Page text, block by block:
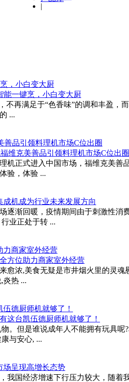
|
，小白变大厨
不再满足于“色香味”的调和丰盈，
...
善品引领料理机市场C位出圈
机正式进入中国市场，福维克美
验，体验 ...
机成为行业未来发展方向
逐渐回暖，疫情期间由于刺激性
业正处于转 ...
力商家室外经营
愈浓,美食无疑是市井烟火里的
炎热 ...
德厨师机就够了！
。但是谁说成年人不能拥有玩具
与安心, ...
场呈现高增长态势
我国经济增速下行压力较大，随